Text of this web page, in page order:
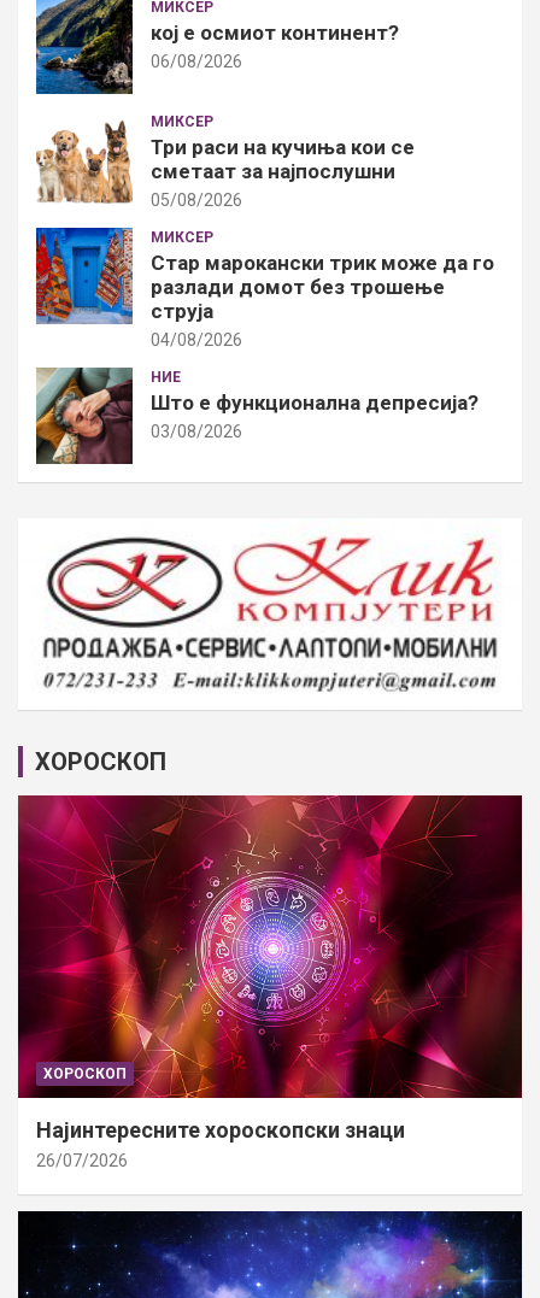
МИКСЕР
кој е осмиот континент?
06/08/2026
МИКСЕР
Три раси на кучиња кои се
сметаат за најпослушни
05/08/2026
МИКСЕР
Стар марокански трик може да го
разлади домот без трошење
струја
04/08/2026
НИЕ
Што е функционална депресија?
03/08/2026
ХОРОСКОП
ХОРОСКОП
Најинтересните хороскопски знаци
26/07/2026